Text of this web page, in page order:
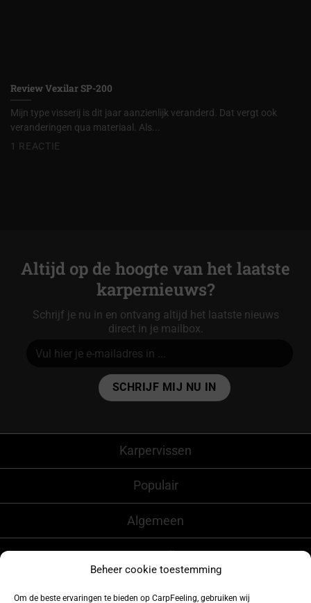
Beheer cookie toestemming
Om de beste ervaringen te bieden op CarpFeeling, gebruiken wij
Review Vexilar SP-200
Mijn type visserij is dit jaar aanzienlijk veranderd. Dat vergt ook
veranderingen qua materiaal. Als...
1 REACTIE
Altijd op de hoogte van het laatste
karpernieuws?
Schrijf je nu in en ontvang altijd het laatste nieuws
direct in je mailbox.
Karpervissen
Populair
Algemeen
CarpFeeling